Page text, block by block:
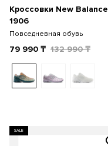
Кроссовки New Balance
1906
Повседневная обувь
79 990 ₸ 132 990₸
SALE